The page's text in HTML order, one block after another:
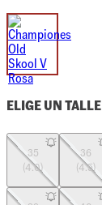
ELIGE UN TALLE
35
(4.0)
36
(4.5)